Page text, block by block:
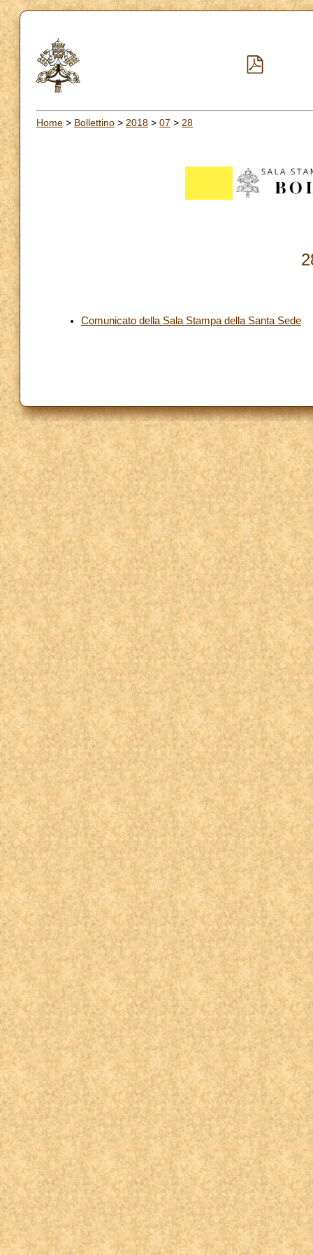
Home > Bollettino > 2018 > 07 > 28
Comunicato della Sala Stampa della Santa Sede